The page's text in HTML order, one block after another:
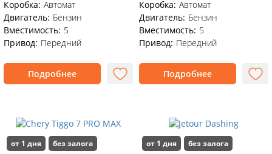
Коробка: Автомат
Двигатель: Бензин
Вместимость: 5
Привод: Передний
Подробнее
Коробка: Автомат
Двигатель: Бензин
Вместимость: 5
Привод: Передний
Подробнее
от 1 дня без залога от 1 дня без залога